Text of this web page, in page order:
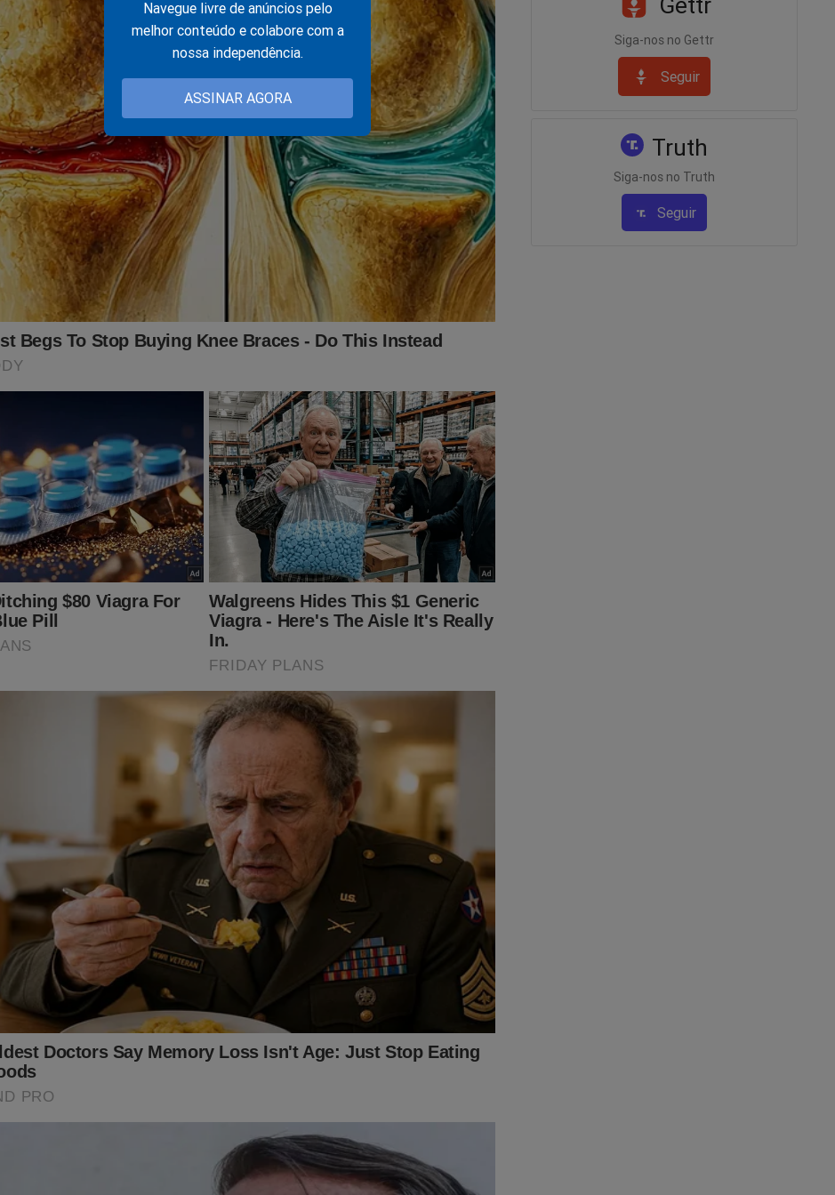
Navegue livre de anúncios pelo
melhor conteúdo e colabore com a
nossa independência.
ASSINAR AGORA
Siga-nos no Gettr
Seguir
Truth
Siga-nos no Truth
Seguir